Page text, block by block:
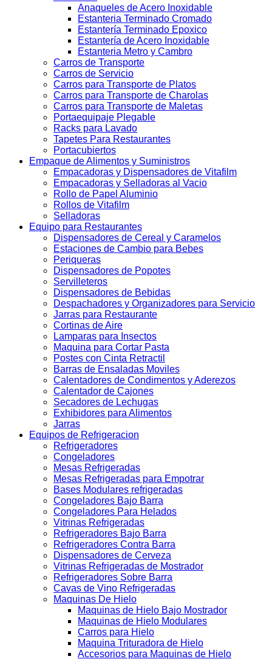
Anaqueles de Acero Inoxidable
Estanteria Terminado Cromado
Estantería Terminado Epoxico
Estantería de Acero Inoxidable
Estanteria Metro y Cambro
Carros de Transporte
Carros de Servicio
Carros para Transporte de Platos
Carros para Transporte de Charolas
Carros para Transporte de Maletas
Portaequipaje Plegable
Racks para Lavado
Tapetes Para Restaurantes
Portacubiertos
Empaque de Alimentos y Suministros
Empacadoras y Dispensadores de Vitafilm
Empacadoras y Selladoras al Vacio
Rollo de Papel Aluminio
Rollos de Vitafilm
Selladoras
Equipo para Restaurantes
Dispensadores de Cereal y Caramelos
Estaciones de Cambio para Bebes
Periqueras
Dispensadores de Popotes
Servilleteros
Dispensadores de Bebidas
Despachadores y Organizadores para Servicio
Jarras para Restaurante
Cortinas de Aire
Lamparas para Insectos
Maquina para Cortar Pasta
Postes con Cinta Retractil
Barras de Ensaladas Moviles
Calentadores de Condimentos y Aderezos
Calentador de Cajones
Secadores de Lechugas
Exhibidores para Alimentos
Jarras
Equipos de Refrigeracion
Refrigeradores
Congeladores
Mesas Refrigeradas
Mesas Refrigeradas para Empotrar
Bases Modulares refrigeradas
Congeladores Bajo Barra
Congeladores Para Helados
Vitrinas Refrigeradas
Refrigeradores Bajo Barra
Refrigeradores Contra Barra
Dispensadores de Cerveza
Vitrinas Refrigeradas de Mostrador
Refrigeradores Sobre Barra
Cavas de Vino Refrigeradas
Maquinas De Hielo
Maquinas de Hielo Bajo Mostrador
Maquinas de Hielo Modulares
Carros para Hielo
Maquina Trituradora de Hielo
Accesorios para Maquinas de Hielo